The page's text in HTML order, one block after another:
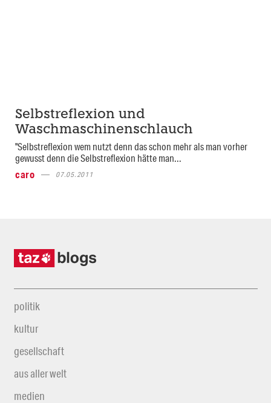
Selbstreflexion und
Waschmaschinenschlauch
"Selbstreflexion wem nutzt denn das schon mehr als man vorher
gewusst denn die Selbstreflexion hätte man...
caro
07.05.2011
politik
kultur
gesellschaft
aus aller welt
medien